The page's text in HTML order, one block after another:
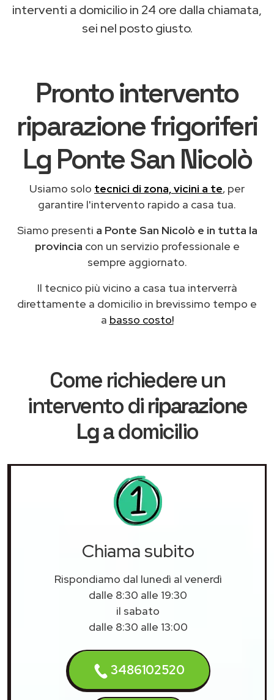
interventi a domicilio in 24 ore dalla chiamata,
sei nel posto giusto.
Pronto intervento
riparazione frigoriferi
Lg Ponte San Nicolò
Usiamo solo tecnici di zona, vicini a te, per
garantire l'intervento rapido a casa tua.
Siamo presenti a Ponte San Nicolò e in tutta la
provincia con un servizio professionale e
sempre aggiornato.
Il tecnico più vicino a casa tua interverrà
direttamente a domicilio in brevissimo tempo e
a basso costo!
Come richiedere un
intervento diriparazione
Lga domicilio
Chiama subito
Rispondiamo dal lunedì al venerdì
dalle 8:30 alle 19:30
il sabato
dalle 8:30 alle 13:00
3486102520